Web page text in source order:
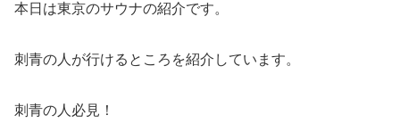
本日は東京のサウナの紹介です。
刺青の人が行けるところを紹介しています。
刺青の人必見！